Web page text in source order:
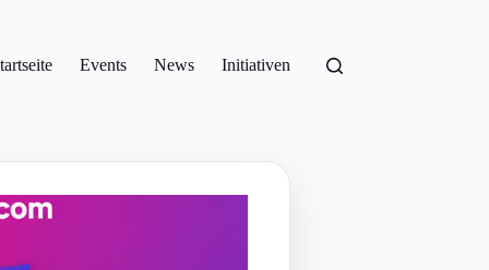
Events News Initiativen